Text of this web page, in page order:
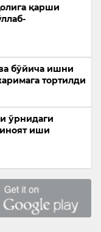
қарши
бўйича ишни
тортилди
ўрнидаги
иши